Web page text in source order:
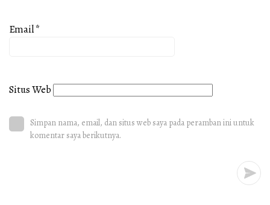
Email*
Situs Web
Simpan nama, email, dan situs web saya pada peramban ini untuk
komentar saya berikutnya.